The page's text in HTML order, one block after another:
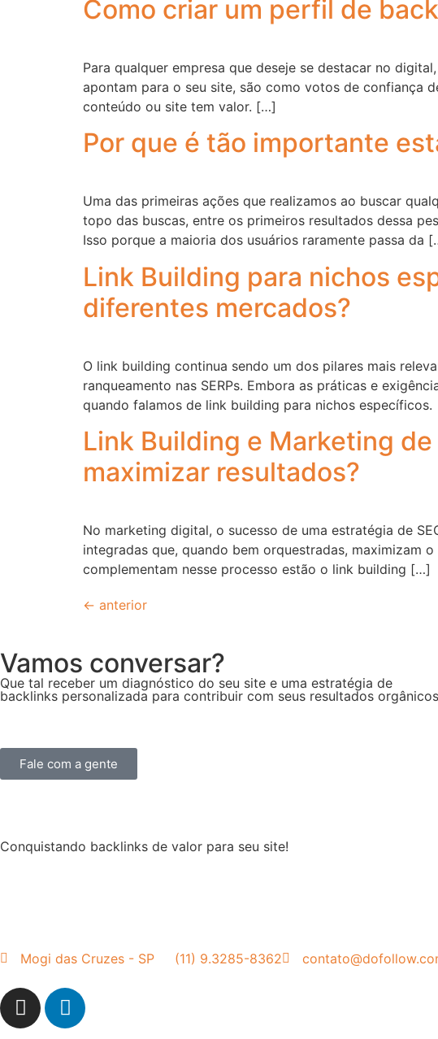
Como criar um perfil de
Para qualquer empresa que deseje se destacar no
apontam para o seu site, são como votos de confiança
conteúdo ou site tem valor. […]
Por que é tão importante
Uma das primeiras ações que realizamos ao buscar
topo das buscas, entre os primeiros resultados dessa
Isso porque a maioria dos usuários raramente passa da
Link Building para nichos
diferentes mercados?
O link building continua sendo um dos pilares mais
ranqueamento nas SERPs. Embora as práticas e
quando falamos de link building para nichos
Link Building e Marketing
maximizar resultados?
No marketing digital, o sucesso de uma estratégia de
integradas que, quando bem orquestradas, maximizam
complementam nesse processo estão o link building […]
← anterior
Vamos conversar?
Que tal receber um diagnóstico do seu site e uma estratégia de
backlinks personalizada para contribuir com seus resultados
Fale com a gente
Conquistando backlinks de valor para seu site!
Mogi das Cruzes - SP (11) 9.3285-8362